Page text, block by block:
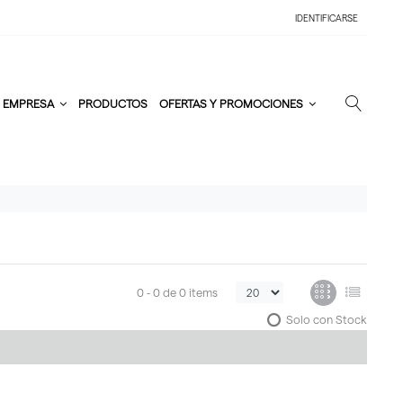
IDENTIFICARSE
EMPRESA PRODUCTOS OFERTAS Y PROMOCIONES
0 - 0 de 0 items
Solo con Stock